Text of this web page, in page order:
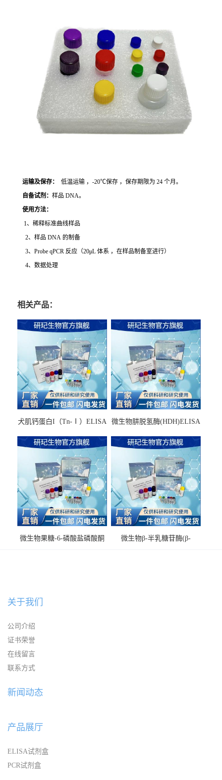
运输及保存：
低温运输 ，-20℃保存 ，保存期限为 24 个月。
自备试剂： 样品 DNA。
使用方法：
1、稀释标准曲线样品
2、样品 DNA 的制备
3、Probe qPCR 反应（20μL 体系 ，在样品制备室进行）
4、数据处理
相关产品：
犬肌钙蛋白I（Tn-Ⅰ）ELISA
微生物肼脱氢酶(HDH)ELISA
微生物果糖-6-磷酸盐磷酸酮
微生物β-半乳糖苷酶(β-
关于我们
公司介绍
证书荣誉
在线留言
联系方式
新闻动态
产品展厅
ELISA试剂盒
PCR试剂盒